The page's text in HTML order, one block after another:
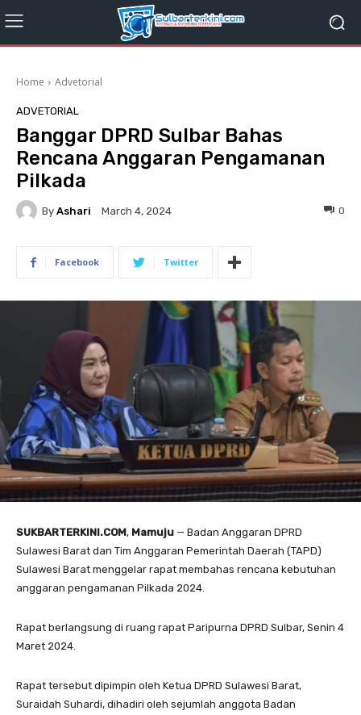
Home Advetorial
ADVETORIAL
Banggar DPRD Sulbar Bahas
Rencana Anggaran Pengamanan
Pilkada
By Ashari March 4, 2024 0
Facebook Twitter
SUKBARTERKINI.COM, Mamuju — Badan Anggaran DPRD
Sulawesi Barat dan Tim Anggaran Pemerintah Daerah (TAPD)
Sulawesi Barat menggelar rapat membahas rencana kebutuhan
anggaran pengamanan Pilkada 2024.
Rapat berlangsung di ruang rapat Paripurna DPRD Sulbar, Senin 4
Maret 2024.
Rapat tersebut dipimpin oleh Ketua DPRD Sulawesi Barat,
Suraidah Suhardi, dihadiri oleh sejumlah anggota Badan